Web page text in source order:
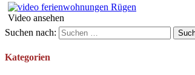
Video ansehen
Suchen nach:
Kategorien